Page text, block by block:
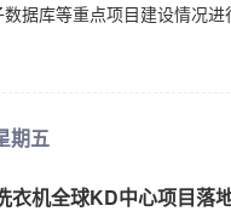
据库等重点项目建设情况进
期五
衣机全球KD中心项目落